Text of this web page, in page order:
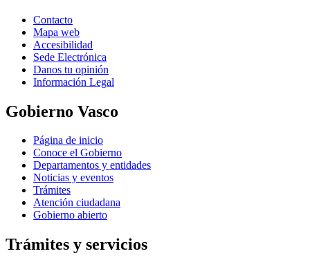
Contacto
Mapa web
Accesibilidad
Sede Electrónica
Danos tu opinión
Información Legal
Gobierno Vasco
Página de inicio
Conoce el Gobierno
Departamentos y entidades
Noticias y eventos
Trámites
Atención ciudadana
Gobierno abierto
Trámites y servicios